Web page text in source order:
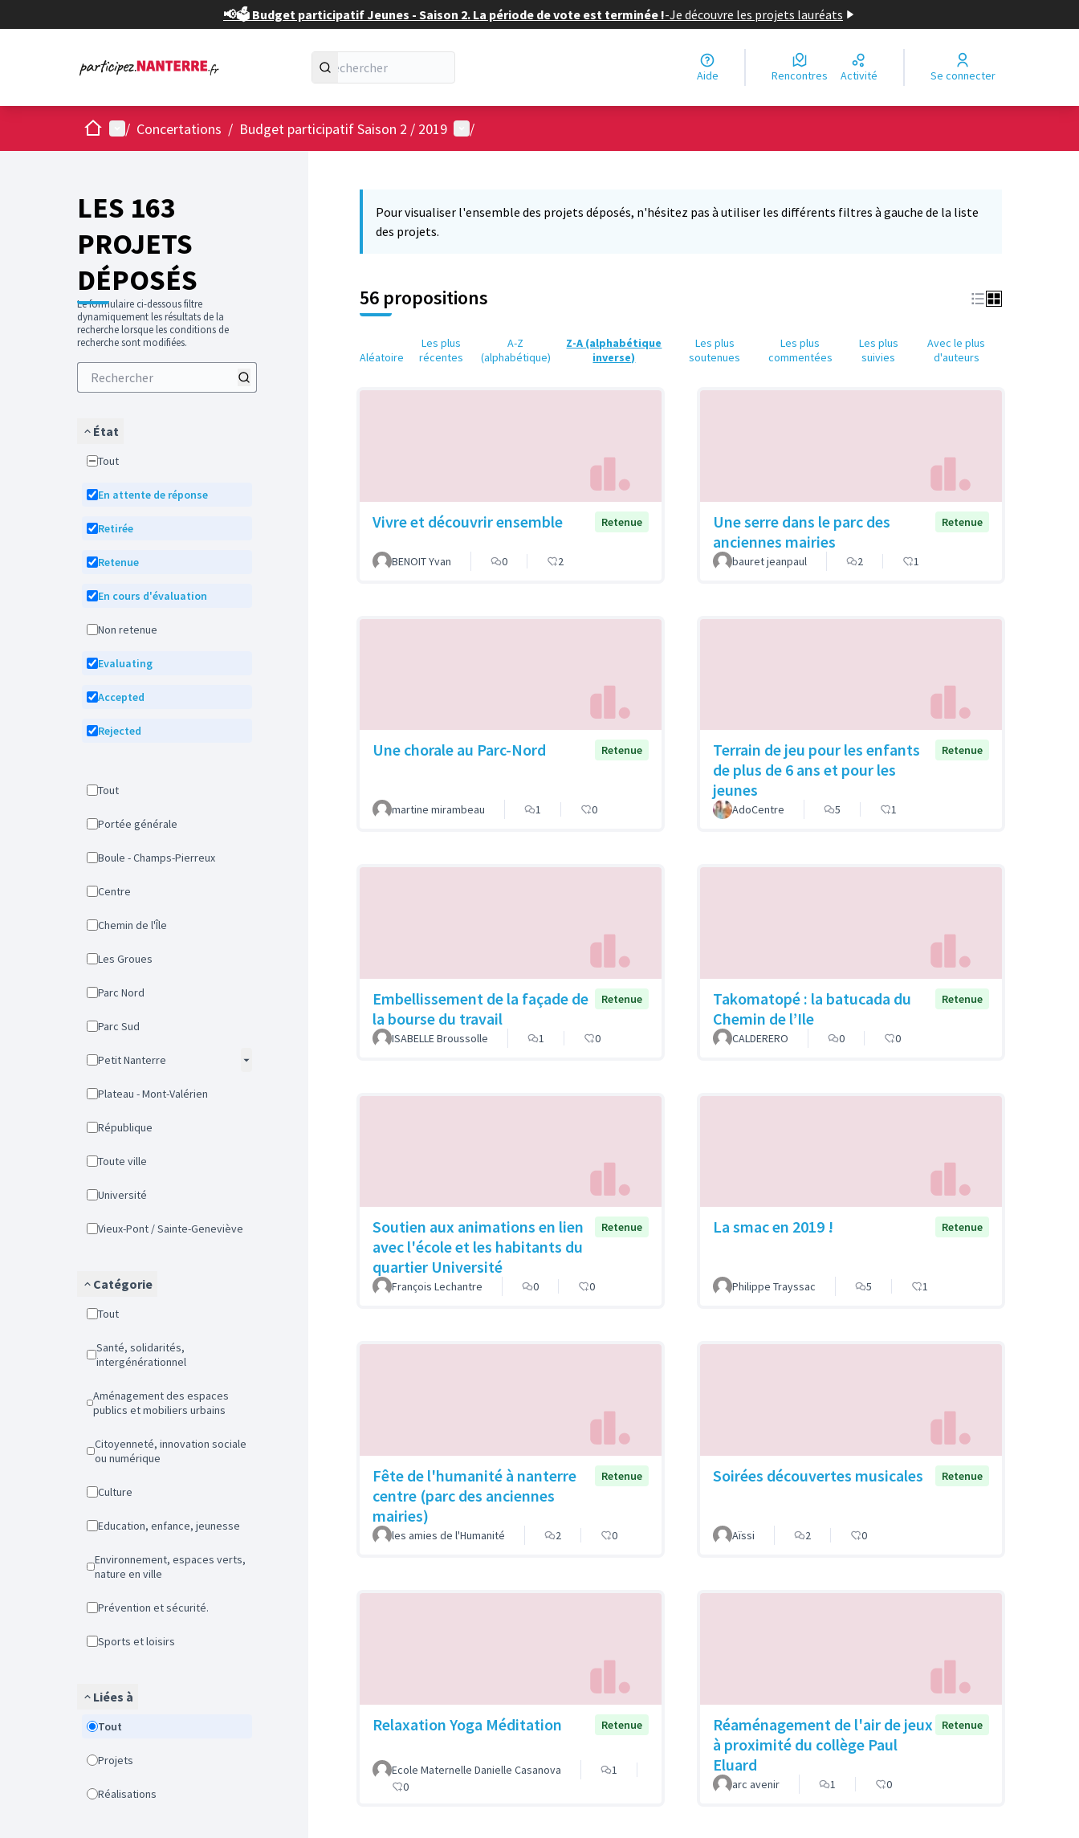
📢🗳️ Budget participatif Jeunes - Saison 2. La période de vote est terminée !-Je découvre les projets lauréats
Aide Rencontres Activité Se connecter
AccueilMenu principal
/ Concertations / Budget participatif Saison 2 / 2019 Menu utilisateur
/
LES 163
PROJETS
DÉPOSÉS
Le formulaire ci-dessous filtre
dynamiquement les résultats de la
recherche lorsque les conditions de
recherche sont modifiées.
État
Tout
En attente de réponse
Retirée
Retenue
En cours d'évaluation
Non retenue
Evaluating
Accepted
Rejected
Tout
Portée générale
Boule - Champs-Pierreux
Centre
Chemin de l'Île
Les Groues
Parc Nord
Parc Sud
Petit Nanterre
Plateau - Mont-Valérien
République
Toute ville
Université
Vieux-Pont / Sainte-Geneviève
Catégorie
Tout
Santé, solidarités,
intergénérationnel
Aménagement des espaces
publics et mobiliers urbains
Citoyenneté, innovation sociale
ou numérique
Culture
Education, enfance, jeunesse
Environnement, espaces verts,
nature en ville
Prévention et sécurité.
Sports et loisirs
Liées à
Tout
Projets
Réalisations
12
Pour visualiser l'ensemble des projets déposés, n'hésitez pas à utiliser les différents filtres à gauche de la liste
des projets.
56 propositions
Aléatoire
Les plus
récentes
A-Z
(alphabétique)
Z-A (alphabétique
inverse)
Les plus
soutenues
Les plus
commentées
Les plus
suivies
Avec le plus
d'auteurs
Vivre et découvrir ensemble Retenue
BENOIT Yvan 0 2
Une serre dans le parc des
anciennes mairies
Retenue
bauret jeanpaul 2 1
Une chorale au Parc-Nord Retenue
martine mirambeau 1 0
Terrain de jeu pour les enfants
de plus de 6 ans et pour les
jeunes
Retenue
AdoCentre 5 1
Embellissement de la façade de
la bourse du travail
Retenue
ISABELLE Broussolle 1 0
Takomatopé : la batucada du
Chemin de l’Ile
Retenue
CALDERERO 0 0
Soutien aux animations en lien
avec l'école et les habitants du
quartier Université
Retenue
François Lechantre 0 0
La smac en 2019 ! Retenue
Philippe Trayssac 5 1
Fête de l'humanité à nanterre
centre (parc des anciennes
mairies)
Retenue
les amies de l'Humanité 2 0
Soirées découvertes musicales Retenue
Aïssi 2 0
Relaxation Yoga Méditation Retenue
Ecole Maternelle Danielle Casanova
1
0
Réaménagement de l'air de jeux
à proximité du collège Paul
Eluard
Retenue
arc avenir 1 0